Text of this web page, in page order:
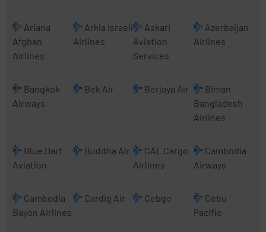
Ariana
Afghan
Airlines
Arkia Israeli
Airlines
Askari
Aviation
Services
Azerbaijan
Airlines
Bangkok
Airways
Bek Air Berjaya Air
Biman
Bangladesh
Airlines
Blue Dart
Aviation
Buddha Air
CAL Cargo
Airlines
Cambodia
Airways
Cambodia
Bayon Airlines
Cardig Air Cebgo
Cebu
Pacific